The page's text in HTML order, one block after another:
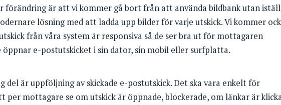
förändring är att vi kommer gå bort från att använda bildbank utan
lösning med att ladda upp bilder för varje utskick. Vi kommer
från våra system är responsiva så de ser bra ut för mottagaren
öppnar e-postutskicket i sin dator, sin mobil eller surfplatta.
del är uppföljning av skickade e-postutskick. Det ska vara enkelt för
per mottagare se om utskick är öppnade, blockerade, om länkar är